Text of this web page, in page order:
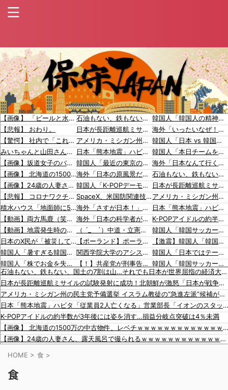
【画像】 「ビールと水を交互に飲まないと倒れるグラス」発売
【悲報】 おわり。
【驚愕】 社内で「これ」のやり取りしてたら逮捕されたんだがｗｗｗｗｗｗｗ
みいちゃんと山田さん「主人公がぽっと出のモブに〇されて終わります」←これ
【画像】坂道女子のバスト一覧ｗｗｗｗｗｗｗｗｗｗｗｗwｗｗｗｗ
【画像】 北海道の1500万の中古物件、レベチｗｗｗｗｗｗｗｗｗｗｗｗｗｗｗｗｗｗｗｗ
【画像】24歳の人妻さん、露天風呂で撮られるｗｗｗｗｗｗｗｗｗｗｗｗｗｗｗｗｗ
【悲報】 コロナワクチン打たなかった結果・・・・
積水ハウス「地面師に55億円騙し取られた…」ワイ「はえーかわいそう…会社滅茶苦茶やろなぁ」→
【動画】両方馬鹿（笑）ミニストップでトラックと衝突したドラレコが（ノ∇`）
【動画】地震発生時の熊本総合病院の手術室の様子が(((ﾟДﾟ)))
日本のX民が「被災しても韓国の水だけは飲みたくない」と投稿したのが韓国にバレてしまうw
韓国人「暑すぎる韓国、100年ぶりに日本の最高気温を超えた」「大変なことだ」
韓国人「株でお金を失ったのはイ・ジェミョンのせいだ！」として支持率が右肩下がりに……まあ、本当にその側面があるので救えないんですが
韓国人「日本ではビールジョッキをほとんど洗わずに、次の客に出すんだ！ これが証拠の映像だ!!」……あー、なるほどですねー。韓国には「アレ」がないんだ？
【動画】野菜売りのおじさんにドローンを特攻させるおそロシア。
【移民政策反対】イオンの売り場で唐揚げを食う中国人の子供
【炎上】藤沢市「モスク建設と土葬も許可します」→3万人の反対署名も却下
【知ってた？】カナダ発ウェアブランド、lululemonが日本でオープン→店名は日本差別からできた？
イスラム指導者が授業!? 憲法違反だと批判〇到【さくらの解説】
91歳女性の遺体を遺棄したベトナム国籍の男が逮捕されました #移民 #外国人
石油もない、鉄もない、国土の7割は山…それでも日本が世界屈指の経済大国になれた「勤勉さ」以外の勝因！
日本が長距離巡航ミサイルの試験発射に成功！北朝鮮が激怒「日本が戦争国家になろうとしている」「絶対に傍観しない、必ず後悔させる」
アメリカ・ミシガン州の民主党予備選挙 イスラム教徒の“急進左派”候補が勝利確実に⋯トランプ氏は批判
日本「熊本地震」ハビタ「従業員2人亡くなる」営業部長「イオンのスタッフに制止されなかった」日本「部長が連絡後の店員行動を証言（謎」イオン「再入館可能の事実ない」→
韓国人「最近の東京の建築物のレベルをご覧ください・・・」
海外「日本の原風景だ！外国人が日本に行って素晴らしいと感じたものとは？」
韓国人「K-POPデーモンハンターズで日本文化に追いついたと思ったのに、逆に突き放されてしまった模様・・・」
SpaceX、米国防関連技術保護を重視し供給連鎖から中国系を完全排除へ 供給業者に「中国籍人員をSpaceX向けの生産に関わらせないこと」「中国製の設備・部品を使わないこと」を要求し監査実施
海外「さすが日本！」日本の医療従事者の倫理観の高さに海外が超感動
海外「日本の科学者が猫の寿命を2倍に上げる注射剤を開発。これこそノーベル賞だろ！」
（ ´_ゝ`）中道・立憲・公明、国会内で「熊本地震対策本部会議」各省庁からヒアリング・現地から意見聴取「パーティション、人手、宿泊施設の不足や、外国人実習生の方々にも対応してほしい」今日の午後、政府に要望書を提出
【ポーランド】ポーランドの歴史の概要【ポーランドボール】
関西学院大学のアシスタント教授（中国籍）、ドラッグストアで現行犯逮捕 万引き容疑
【！】共産党が刑事告訴 「しんぶん赤旗」１７００件以上の虚偽購読申し込み 「厳重な処罰を求める」
【速報】山本太郎が去ったれいわ新選組、新たな党名は「いのちの党」 略称「いのち」
韓国人「海外が想像する韓国人キャラクターのイメージがこちら・・・」
「猫が車を凝視してると思ったら、自分に見とれていた…」（動画）
16歳の清水空跳が100m10秒00を記録して桐生祥秀の高校記録を更新、海外陸上競技ファンも大衝撃（海外の反応）
韓国人「韓国人の精神的健康の順位、18ヵ国中17位に・・・」→「日本に勝った！！！！！」
海外「いったいなぜ！」なぜか日本人気に嫉妬する西洋メディアに海外が大騒ぎ
韓国人「日本 vs 韓国、マンガのキャラクターの違い」
韓国人「本日チームをサヨナラ負けさせたイ・ジョンフの守備、ガチでヤバ過ぎる…」→「のび太レベルの守備ｗｗ」＝韓国の反応
海外「日本なんて行くんじゃなかった…」 日本を知ってしまったディズニー信者、帰国後『本家』に失望する事態に
石油もない、鉄もない、国土の7割は山…それでも日本が世界屈指の経済大国になれた「勤勉さ」以外の勝因！
日本が長距離巡航ミサイルの試験発射に成功！北朝鮮が激怒「日本が戦争国家になろうとしている」「絶対に傍観しない、必ず後悔させる」
アメリカ・ミシガン州の民主党予備選挙 イスラム教徒の“急進左派”候補が勝利確実に⋯トランプ氏は批判
日本「熊本地震」ハビタ「従業員2人亡くなる」営業部長「イオンのスタッフに制止されなかった」日本「部長が連絡後の店員行動を証言（謎」イオン「再入館可能の事実ない」→
K-POPアイドルの約半数が3年後には姿を消す…損益分岐点突破は4％未満
韓国人「韓国サッカー協会が行った国際試合の性的接待の全容がこちら…」→「完全に買収してる…（ﾌﾞﾙﾌﾞﾙ」＝韓国の反応
【激震】韓国人「韓国サッカー協会、W杯・五輪で複数回の性接待を行い審判を買収していたことが発覚…（ﾌﾞﾙﾌﾞﾙ」＝韓国の反応
韓国人「日本ではテーブルに肘をついてはいけない？日本の食事マナーが想像以上に厳格すぎて韓国人が衝撃！」→「これが日本の食事マナーか？‥」
韓国人「韓国サッカー協会W杯予選で外国人審判に性接待したことが発覚！」
韓国人「日本が韓国文学が完全に定着！ブームを超えて一つのジャンルとして日本人全員に愛されてる模様…（ﾌﾞﾙﾌﾞﾙ」＝韓国の反応
海外「大谷翔平が1試合2発！完全に人間離れしているんだが…」
海外「大谷翔平がワールドシリーズ3連覇＆WSMVPなら歴代何位？海外ファンの答えがこちら」
韓国人「日本の女子高生のセーラー服と外国人観光客の関係性」
韓国人「広告塔としても活躍…」大谷翔平が『日立建機』ブランドアンバサダーに就任、来年4月に社名変更で国内外へ発信へ
韓国人「日本旅行へ行ったら、絶対に若いうちにやっておいた方がいいことがこちら・・・」
石油もない、鉄もない、国土の7割は山…それでも日本が世界屈指の経済大国になれた「勤勉さ」以外の勝因！
日本が長距離巡航ミサイルの試験発射に成功！北朝鮮が激怒「日本が戦争国家になろうとしている」「絶対に傍観しない、必ず後悔させる」
アメリカ・ミシガン州の民主党予備選挙 イスラム教徒の“急進左派”候補が勝利確実に⋯トランプ氏は批判
日本「熊本地震」ハビタ「従業員2人亡くなる」営業部長「イオンのスタッフに制止されなかった」日本「部長が連絡後の店員行動を証言（謎」イオン「再入館可能の事実ない」→
K-POPアイドルの約半数が3年後には姿を消す…損益分岐点突破は4％未満
【画像】 北海道の1500万の中古物件、レベチｗｗｗｗｗｗｗｗｗｗｗｗｗｗｗｗｗｗｗｗ
【画像】24歳の人妻さん、露天風呂で撮られるｗｗｗｗｗｗｗｗｗｗｗｗｗｗｗｗｗ
【悲報】 コロナワクチン打たなかった結果・・・・
HOME > 食 >
食